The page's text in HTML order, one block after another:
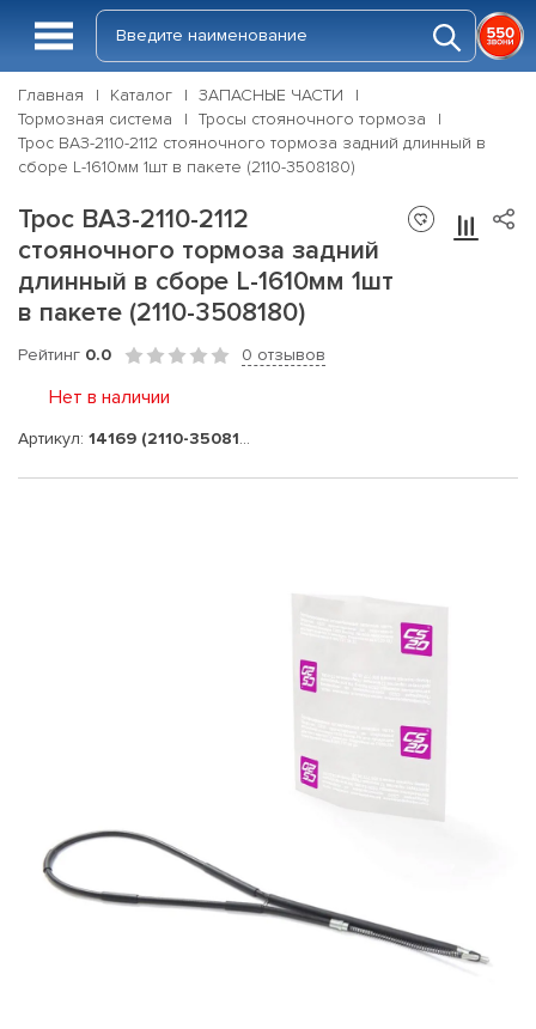
Главная Каталог
ЗАПАСНЫЕ ЧАСТИ
Тормозная система
Тросы стояночного тормоза
Трос ВАЗ-2110-2112 стояночного тормоза задний длинный в
сборе L-1610мм 1шт в пакете (2110-3508180)
Трос ВАЗ-2110-2112
стояночного тормоза задний
длинный в сборе L-1610мм 1шт
в пакете (2110-3508180)
Рейтинг 0.0 0 отзывов
Нет в наличии
Артикул: 14169 (2110-3508180)